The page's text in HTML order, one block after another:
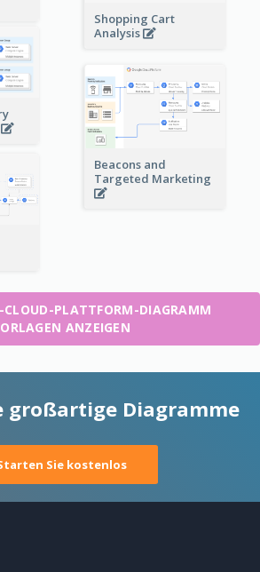
Shopping Cart
Analysis
Beacons and
Targeted Marketing
CLOUD-PLATTFORM-DIAGRAMM
ANZEIGEN
großartige Diagramme
Sie kostenlos